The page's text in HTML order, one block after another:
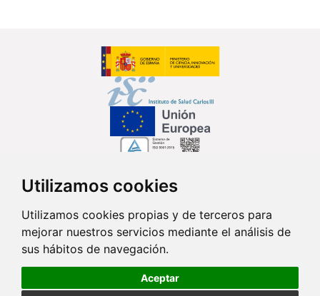
Utilizamos cookies
Utilizamos cookies propias y de terceros para
mejorar nuestros servicios mediante el análisis de
sus hábitos de navegación.
Aceptar
Síguenos en...
Contacto
Av. Monforte de Lemos, 3-5. Pabellón 11. Planta 0 28029 Madrid
info@ciberisciii.es